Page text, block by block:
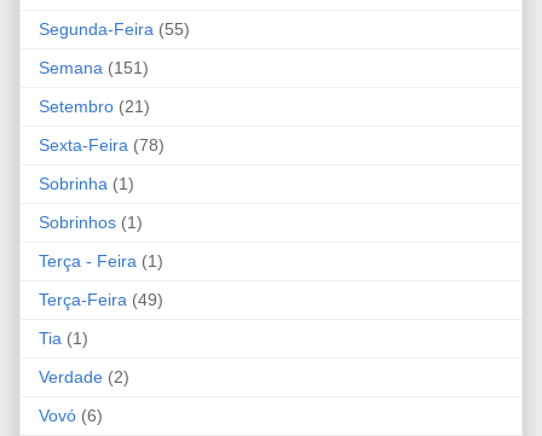
Segunda-Feira (55)
Semana (151)
Setembro (21)
Sexta-Feira (78)
Sobrinha (1)
Sobrinhos (1)
Terça - Feira (1)
Terça-Feira (49)
Tia (1)
Verdade (2)
Vovó (6)